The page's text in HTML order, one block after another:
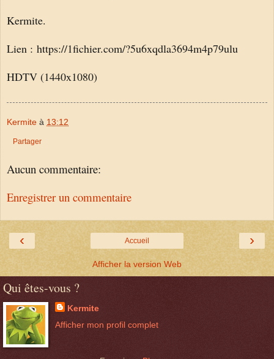
Kermite.
Lien : https://1fichier.com/?5u6xqdla3694m4p79ulu
HDTV (1440x1080)
Kermite à 13:12
Partager
Aucun commentaire:
Enregistrer un commentaire
‹ ›
Accueil
Afficher la version Web
Qui êtes-vous ?
Kermite
Afficher mon profil complet